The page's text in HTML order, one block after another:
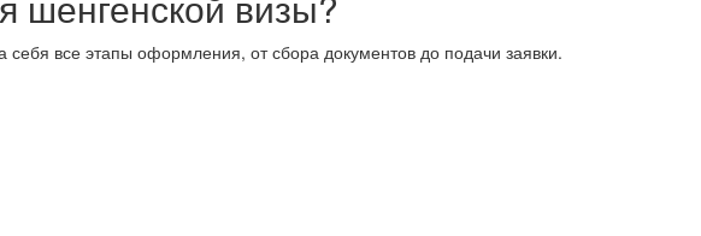
все этапы оформления, от сбора документов до подачи заявки.